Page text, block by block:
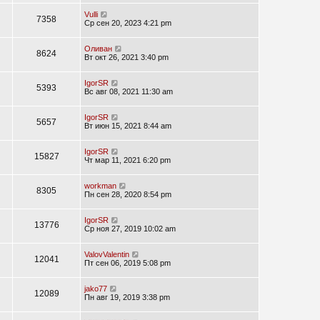
7358
Vulli
Ср сен 20, 2023 4:21 pm
8624
Оливан
Вт окт 26, 2021 3:40 pm
5393
IgorSR
Вс авг 08, 2021 11:30 am
5657
IgorSR
Вт июн 15, 2021 8:44 am
15827
IgorSR
Чт мар 11, 2021 6:20 pm
8305
workman
Пн сен 28, 2020 8:54 pm
13776
IgorSR
Ср ноя 27, 2019 10:02 am
12041
ValovValentin
Пт сен 06, 2019 5:08 pm
12089
jako77
Пн авг 19, 2019 3:38 pm